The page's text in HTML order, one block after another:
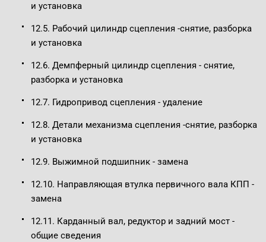
и установка
12.5. Рабочий цилиндр сцепления -снятие, разборка
и установка
12.6. Демпферный цилиндр сцепления - снятие,
разборка и установка
12.7. Гидропривод сцепления - удаление
12.8. Детали механизма сцепления -снятие, разборка
и установка
12.9. Выжимной подшипник - замена
12.10. Направляющая втулка первичного вала КПП -
замена
12.11. Карданный вал, редуктор и задний мост -
общие сведения